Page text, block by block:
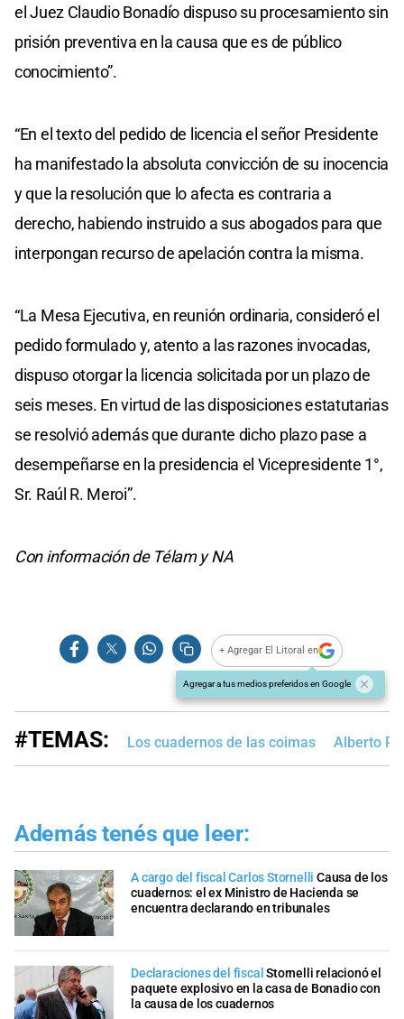
el Juez Claudio Bonadío dispuso su procesamiento sin
prisión preventiva en la causa que es de público
conocimiento”.
“En el texto del pedido de licencia el señor Presidente
ha manifestado la absoluta convicción de su inocencia
y que la resolución que lo afecta es contraria a
derecho, habiendo instruido a sus abogados para que
interpongan recurso de apelación contra la misma.
“La Mesa Ejecutiva, en reunión ordinaria, consideró el
pedido formulado y, atento a las razones invocadas,
dispuso otorgar la licencia solicitada por un plazo de
seis meses. En virtud de las disposiciones estatutarias
se resolvió además que durante dicho plazo pase a
desempeñarse en la presidencia el Vicepresidente 1°,
Sr. Raúl R. Meroi”.
Con información de Télam y NA
+ Agregar El Litoral en
Agregar a tus medios preferidos en Google
#TEMAS: Los cuadernos de las coimas Alberto
Además tenés que leer:
A cargo del fiscal Carlos Stornelli Causa de los
cuadernos: el ex Ministro de Hacienda se
encuentra declarando en tribunales
Declaraciones del fiscal Stornelli relacionó el
paquete explosivo en la casa de Bonadio con
la causa de los cuadernos